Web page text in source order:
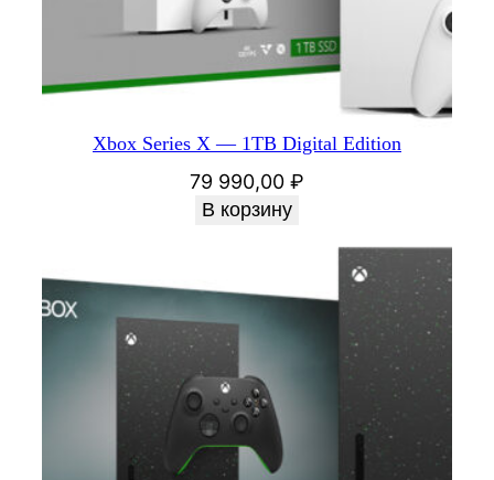
Xbox Series X — 1TB Digital Edition
79 990,00 ₽
В корзину